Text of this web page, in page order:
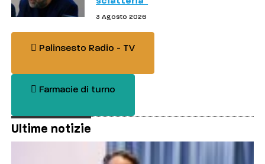
3 Agosto 2026
Palinsesto Radio - TV
Farmacie di turno
Ultime notizie